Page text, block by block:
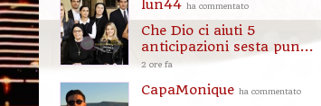
lun44 ha commentato
Che Dio ci aiuti 5
anticipazioni sesta pun...
2 ore fa
CapaMonique ha commentato